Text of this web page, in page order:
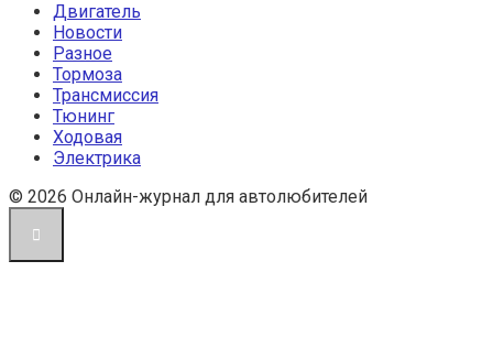
Двигатель
Новости
Разное
Тормоза
Трансмиссия
Тюнинг
Ходовая
Электрика
© 2026 Онлайн-журнал для автолюбителей